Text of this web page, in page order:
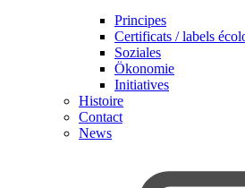
Principes
Certificats / labels
Soziales
Ökonomie
Initiatives
Histoire
Contact
News